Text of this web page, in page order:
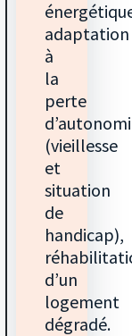
adaptation
à
la
perte
(vieillesse
et
situation
de
handicap),
d’un
logement
dégradé.